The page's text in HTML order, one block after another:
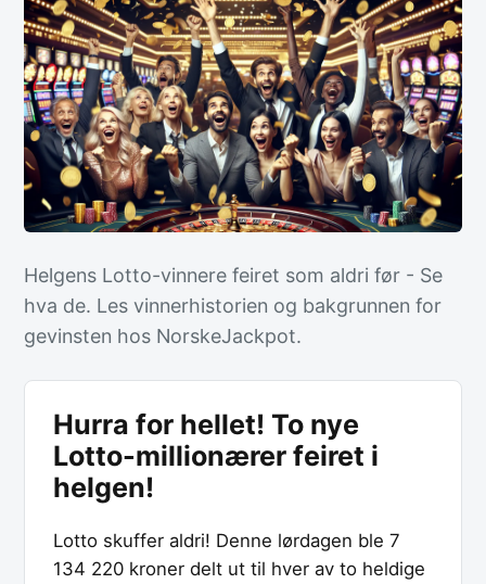
Helgens Lotto-vinnere feiret som aldri før - Se
hva de. Les vinnerhistorien og bakgrunnen for
gevinsten hos NorskeJackpot.
Hurra for hellet! To nye
Lotto-millionærer feiret i
helgen!
Lotto skuffer aldri! Denne lørdagen ble 7
134 220 kroner delt ut til hver av to heldige